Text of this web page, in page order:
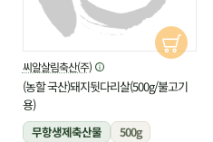
씨알살림축산(주)
(농할 국산)돼지뒷다리살(500g/불고기
용)
무항생제축산물
500g